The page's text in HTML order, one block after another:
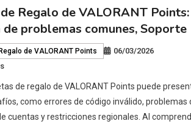
Regalo de VALORANT Points:
problemas comunes, Soporte
de VALORANT Points
06/03/2026
de regalo de VALORANT Points puede
como errores de código inválido, problemas
cuentas y restricciones regionales. Al